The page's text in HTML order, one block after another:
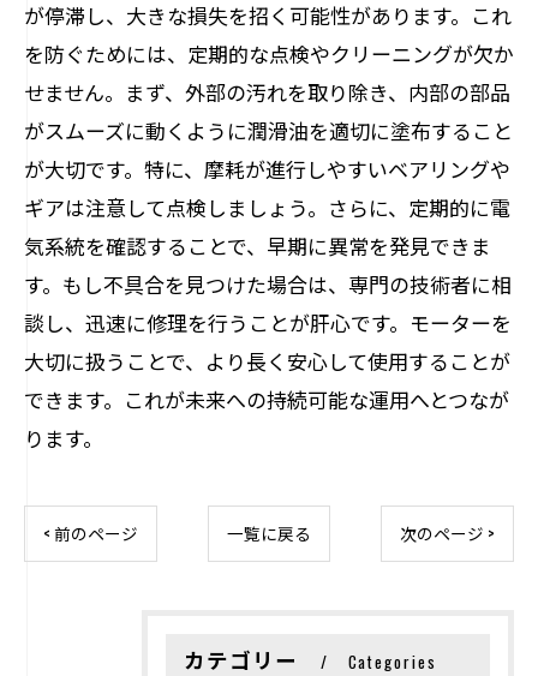
が停滞し、大きな損失を招く可能性があります。これ
を防ぐためには、定期的な点検やクリーニングが欠か
せません。まず、外部の汚れを取り除き、内部の部品
がスムーズに動くように潤滑油を適切に塗布すること
が大切です。特に、摩耗が進行しやすいベアリングや
ギアは注意して点検しましょう。さらに、定期的に電
気系統を確認することで、早期に異常を発見できま
す。もし不具合を見つけた場合は、専門の技術者に相
談し、迅速に修理を行うことが肝心です。モーターを
大切に扱うことで、より長く安心して使用することが
できます。これが未来への持続可能な運用へとつなが
ります。
< 前のページ 一覧に戻る 次のページ >
カテゴリー Categories